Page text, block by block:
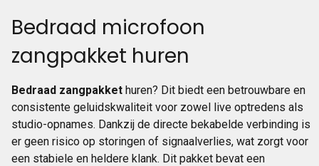
Bedraad microfoon
zangpakket huren
Bedraad zangpakket huren? Dit biedt een betrouwbare en
consistente geluidskwaliteit voor zowel live optredens als
studio-opnames. Dankzij de directe bekabelde verbinding is
er geen risico op storingen of signaalverlies, wat zorgt voor
een stabiele en heldere klank. Dit pakket bevat een